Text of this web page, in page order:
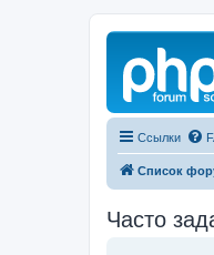
Ссылки
Список
Часто